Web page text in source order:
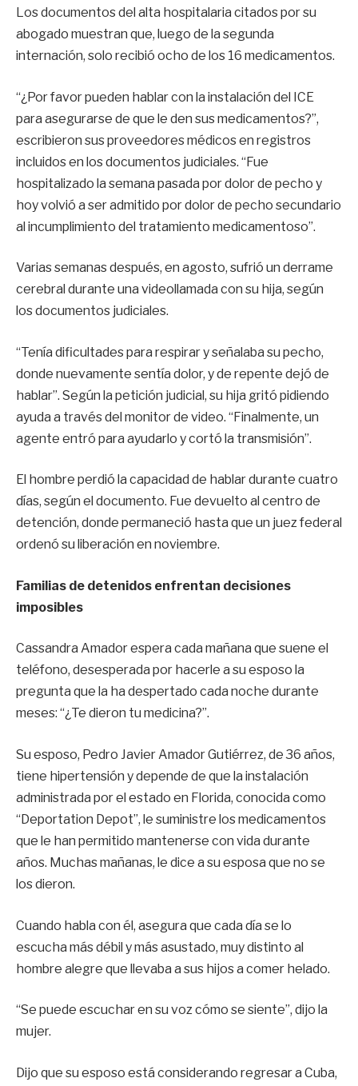
Los documentos del alta hospitalaria citados por su
abogado muestran que, luego de la segunda
internación, solo recibió ocho de los 16 medicamentos.
“¿Por favor pueden hablar con la instalación del ICE
para asegurarse de que le den sus medicamentos?”,
escribieron sus proveedores médicos en registros
incluidos en los documentos judiciales. “Fue
hospitalizado la semana pasada por dolor de pecho y
hoy volvió a ser admitido por dolor de pecho secundario
al incumplimiento del tratamiento medicamentoso”.
Varias semanas después, en agosto, sufrió un derrame
cerebral durante una videollamada con su hija, según
los documentos judiciales.
“Tenía dificultades para respirar y señalaba su pecho,
donde nuevamente sentía dolor, y de repente dejó de
hablar”. Según la petición judicial, su hija gritó pidiendo
ayuda a través del monitor de video. “Finalmente, un
agente entró para ayudarlo y cortó la transmisión”.
El hombre perdió la capacidad de hablar durante cuatro
días, según el documento. Fue devuelto al centro de
detención, donde permaneció hasta que un juez federal
ordenó su liberación en noviembre.
Familias de detenidos enfrentan decisiones
imposibles
Cassandra Amador espera cada mañana que suene el
teléfono, desesperada por hacerle a su esposo la
pregunta que la ha despertado cada noche durante
meses: “¿Te dieron tu medicina?”.
Su esposo, Pedro Javier Amador Gutiérrez, de 36 años,
tiene hipertensión y depende de que la instalación
administrada por el estado en Florida, conocida como
“Deportation Depot”, le suministre los medicamentos
que le han permitido mantenerse con vida durante
años. Muchas mañanas, le dice a su esposa que no se
los dieron.
Cuando habla con él, asegura que cada día se lo
escucha más débil y más asustado, muy distinto al
hombre alegre que llevaba a sus hijos a comer helado.
“Se puede escuchar en su voz cómo se siente”, dijo la
mujer.
Dijo que su esposo está considerando regresar a Cuba,